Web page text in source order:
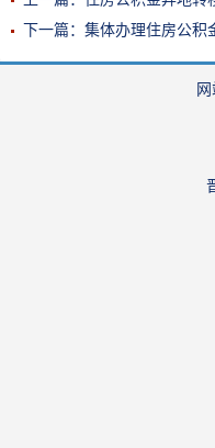
下一篇：集体办理住房公积